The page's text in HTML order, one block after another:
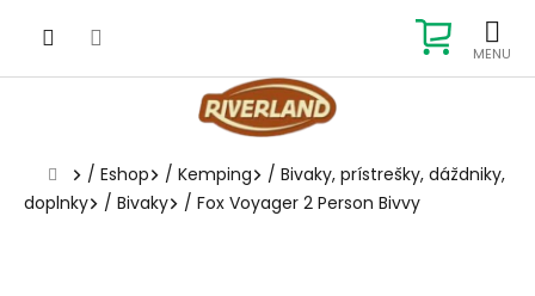
KOŠÍK
Domov
/ Eshop / Kemping / Bivaky, prístrešky, dáždniky,
doplnky
/ Bivaky / Fox Voyager 2 Person Bivvy